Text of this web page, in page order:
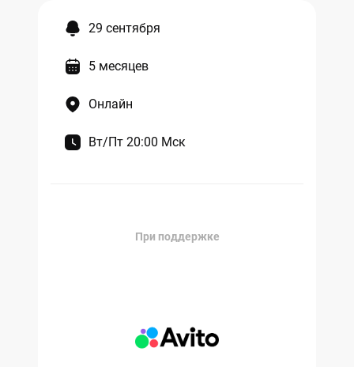
29 сентября
5 месяцев
Онлайн
Вт/Пт 20:00 Мск
При поддержке